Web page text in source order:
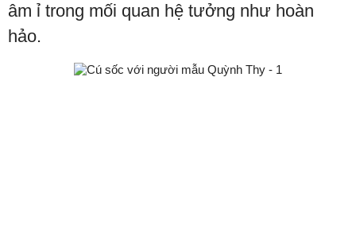
âm ỉ trong mối quan hệ tưởng như hoàn
hảo.